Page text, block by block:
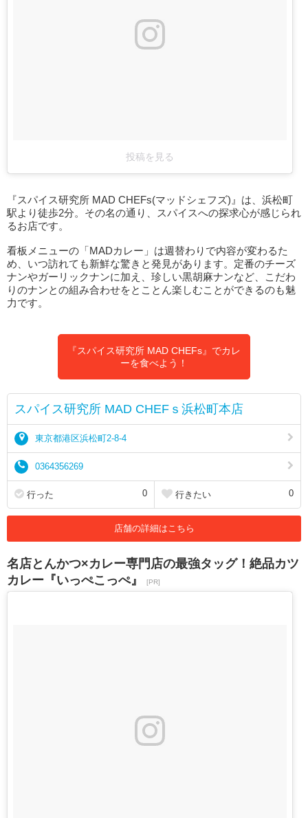
投稿を見る
『スパイス研究所 MAD CHEFs(マッドシェフズ)』は、浜松町
駅より徒歩2分。その名の通り、スパイスへの探求心が感じられ
るお店です。
看板メニューの「MADカレー」は週替わりで内容が変わるた
め、いつ訪れても新鮮な驚きと発見があります。定番のチーズ
ナンやガーリックナンに加え、珍しい黒胡麻ナンなど、こだわ
りのナンとの組み合わせをとことん楽しむことができるのも魅
力です。
『スパイス研究所 MAD CHEFs』でカレ
ーを食べよう！
スパイス研究所 MAD CHEFｓ浜松町本店
東京都港区浜松町2-8-4
0364356269
行った 0 行きたい 0
店舗の詳細はこちら
名店とんかつ×カレー専門店の最強タッグ！絶品カツ
カレー『いっぺこっぺ』
[PR]